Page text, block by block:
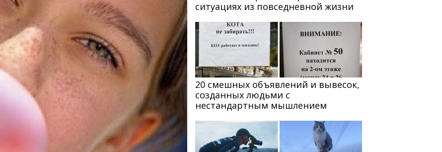
ситуациях из повседневной жизни
20 смешных объявлений и вывесок,
созданных людьми с
нестандартным мышлением